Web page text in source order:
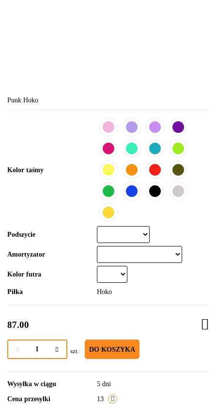
Punk Hoko
Kolor taśmy
Podszycie
Amortyzator
Kolor futra
Piłka Hoko
87.00
szt. DO KOSZYKA
Wysyłka w ciągu 5 dni
Cena przesyłki 13